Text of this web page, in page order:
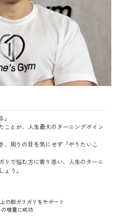
ことが、人生最大のターニングポイン
、周りの目を気にせず「やりたいこ
リで悩む方に寄り添い、人生のターニ
ょう。
の脱ガリガリをサポート
の増量に成功